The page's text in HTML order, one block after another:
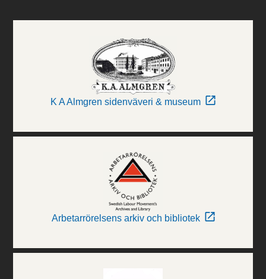
K A Almgren sidenväveri & museum
Arbetarrörelsens arkiv och bibliotek